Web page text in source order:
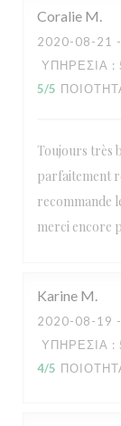
Coralie M
2020-08-21
ΥΠΗΡΕΣΊΑ :
5/5
Toujours très
parfaitement
recommande
merci encore
Karine M
2020-08-19
ΥΠΗΡΕΣΊΑ :
4/5